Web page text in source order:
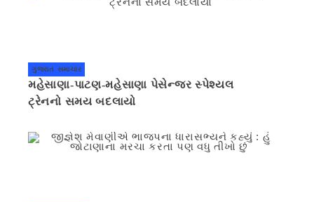
ગુજરાત સમાચાર
મહેસાણા-પાટણ-મહેસાણા પેસેન્જર સ્પેશ્યલ
ટ્રેનનો સમય બદલાયો